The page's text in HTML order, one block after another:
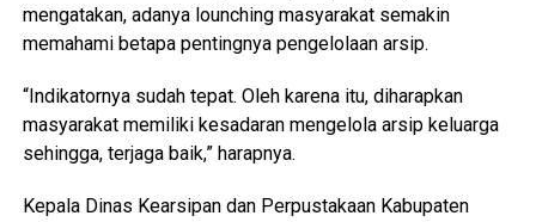
mengatakan, adanya lounching masyarakat semakin
memahami betapa pentingnya pengelolaan arsip.
“Indikatornya sudah tepat. Oleh karena itu, diharapkan
masyarakat memiliki kesadaran mengelola arsip keluarga
sehingga, terjaga baik,” harapnya.
Kepala Dinas Kearsipan dan Perpustakaan Kabupaten